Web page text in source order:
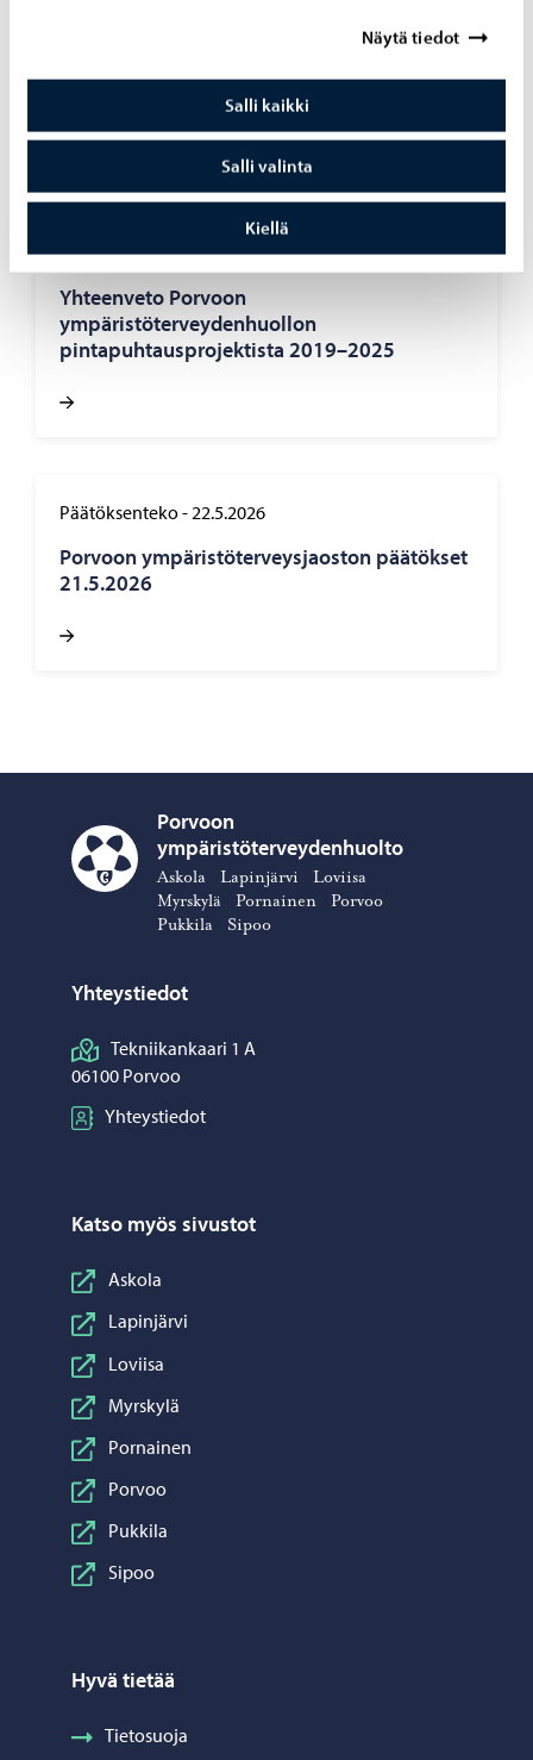
Näytä tiedot
Salli kaikki
Salli valinta
Kiellä
Elintarvikehuoneistojen varautuminen
Ympäristöterveydenhuolto-1.6.2026
Yhteenveto Porvoon
ympäristöterveydenhuollon
pintapuhtausprojektista 2019–2025
Päätöksenteko-22.5.2026
Porvoon ympäristöterveysjaoston päätökset
21.5.2026
Porvoon ympäristöterveydenhuolto – Siirry kotisivulle
Porvoon
ympäristöterveydenhuolto
Askola Lapinjärvi
Loviisa
Myrskylä
Pornainen
Porvoo
Pukkila
Sipoo
Yhteystiedot
Tekniikankaari 1 A
06100 Porvoo
Yhteystiedot
Katso myös sivustot
Askola
Lapinjärvi
Loviisa
Myrskylä
Pornainen
Porvoo
Pukkila
Sipoo
Hyvä tietää
Tietosuoja